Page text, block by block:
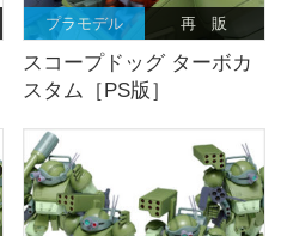
プラモデル 再 販
スコープドッグ ターボカ
スタム［PS版］